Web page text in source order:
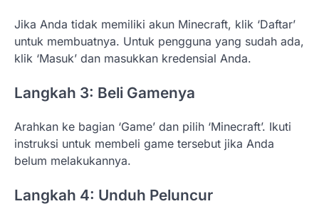
Jika Anda tidak memiliki akun Minecraft, klik ‘Daftar’
untuk membuatnya. Untuk pengguna yang sudah ada,
klik ‘Masuk’ dan masukkan kredensial Anda.
Langkah 3: Beli Gamenya
Arahkan ke bagian ‘Game’ dan pilih ‘Minecraft’. Ikuti
instruksi untuk membeli game tersebut jika Anda
belum melakukannya.
Langkah 4: Unduh Peluncur